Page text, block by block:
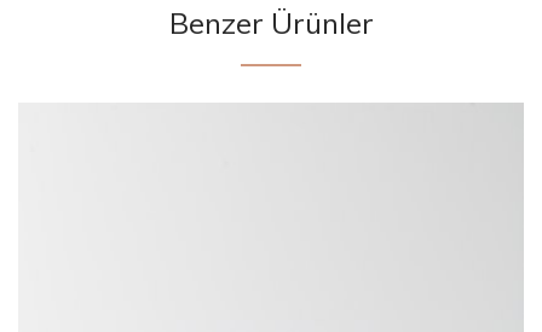
Benzer Ürünler